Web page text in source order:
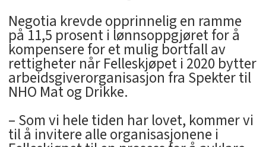
Negotia krevde opprinnelig en ramme
på 11,5 prosent i lønnsoppgjøret for å
kompensere for et mulig bortfall av
rettigheter når Felleskjøpet i 2020 bytter
arbeidsgiverorganisasjon fra Spekter til
NHO Mat og Drikke.
– Som vi hele tiden har lovet, kommer vi
til å invitere alle organisasjonene i